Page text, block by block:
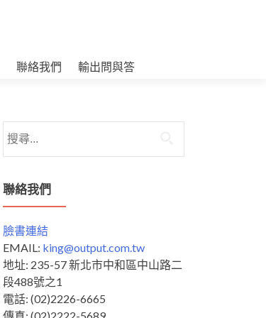
聯絡我們 輸出問與答
尋
鍵
字:
聯絡我們
臉書連結
EMAIL: king@output.com.tw
地址: 235-57 新北市中和區中山路二
段488號之1
電話: (02)2226-6665